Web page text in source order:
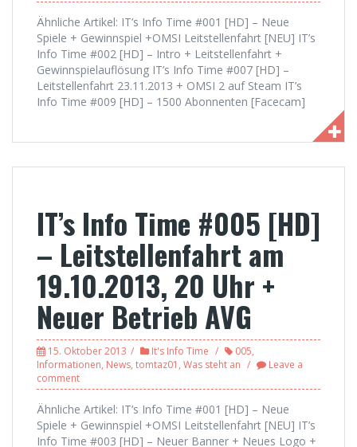
Ähnliche Artikel: IT’s Info Time #001 [HD] – Neue
Spiele + Gewinnspiel +OMSI Leitstellenfahrt [NEU] IT’s
Info Time #002 [HD] – Intro + Leitstellenfahrt +
Gewinnspielauflösung IT’s Info Time #007 [HD] –
Leitstellenfahrt 23.11.2013 + OMSI 2 auf Steam IT’s
Info Time #009 [HD] – 1500 Abonnenten [Facecam]
IT’s Info Time #005 [HD]
– Leitstellenfahrt am
19.10.2013, 20 Uhr +
Neuer Betrieb AVG
15. Oktober 2013 It's Info Time 005,
Informationen, News, tomtaz01 , Was steht an
Leave a
comment
Ähnliche Artikel: IT’s Info Time #001 [HD] – Neue
Spiele + Gewinnspiel +OMSI Leitstellenfahrt [NEU] IT’s
Info Time #003 [HD] – Neuer Banner + Neues Logo +